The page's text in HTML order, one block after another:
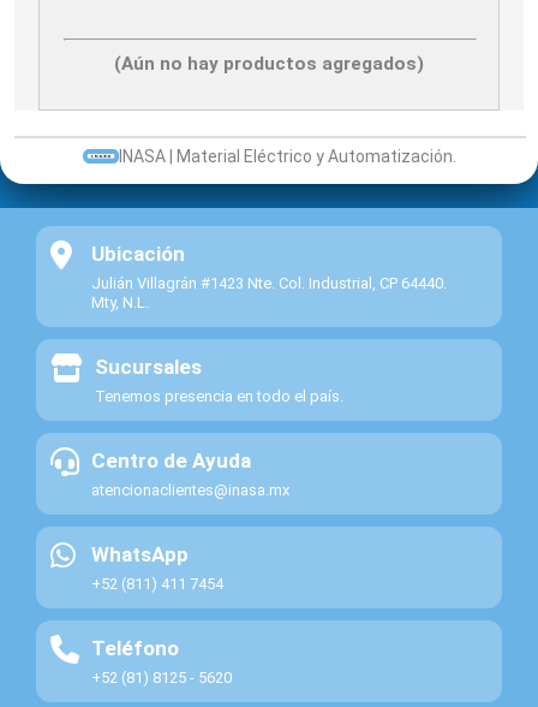
(Aún no hay productos agregados)
INASA | Material Eléctrico y Automatización.
Ubicación
Julián Villagrán #1423 Nte. Col. Industrial, CP 64440.
Mty, N.L.
Sucursales
Tenemos presencia en todo el país.
Centro de Ayuda
atencionaclientes@inasa.mx
WhatsApp
+52 (811) 411 7454
Teléfono
+52 (81) 8125 - 5620